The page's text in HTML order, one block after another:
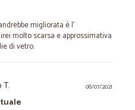
migliorata è l'
molto scarsa e approssimativa
di vetro.
08/07/2021
T.